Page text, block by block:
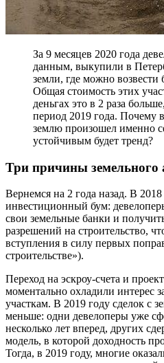
За 9 месяцев 2020 года
данным, выкупили в
земли, где можно
Общая стоимость этих
деньгах это в 2 раза
период 2019 года. Почему
землю произошел именно
устойчивым будет тренд?
Три причины земельного
Вернемся на 2 года назад. В
инвестиционный бум:
свои земельные банки и
разрешений на строительство,
вступления в силу первых
строительстве»).
Переход на эскроу-счета и
моментально охладили интерес
участкам. В 2019 году сделок с
меньше: одни девелоперы уже
несколько лет вперед, других
модель, в которой доходность
Тогда, в 2019 году, многие